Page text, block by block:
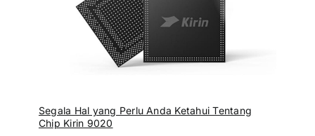
Segala Hal yang Perlu Anda Ketahui Tentang
Chip Kirin 9020